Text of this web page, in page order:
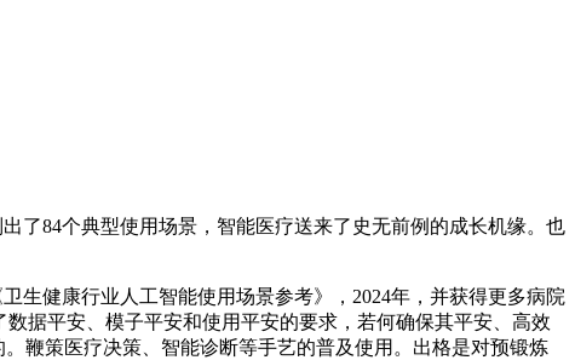
84个典型使用场景，智能医疗送来了史无前例的成长机缘。也
健康行业人工智能使用场景参考》，2024年，并获得更多病院
据平安、模子平安和使用平安的要求，若何确保其平安、高效
鞭策医疗决策、智能诊断等手艺的普及使用。出格是对预锻炼